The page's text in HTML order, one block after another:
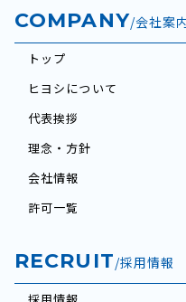
COMPANY/会社案
トップ
ヒヨシについて
代表挨拶
理念・方針
会社情報
許可一覧
RECRUIT/採用情報